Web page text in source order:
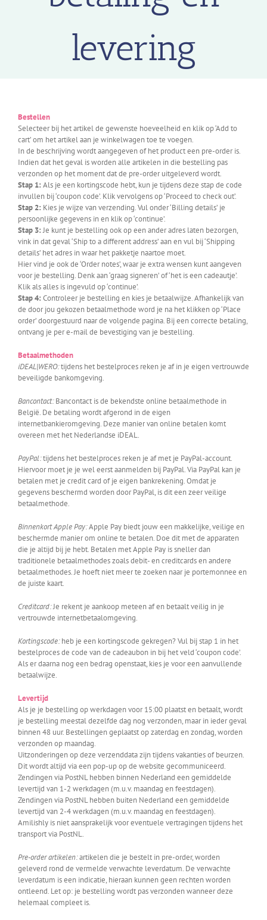
levering
Bestellen
Selecteer bij het artikel de gewenste hoeveelheid en klik op ‘Add to
cart’ om het artikel aan je winkelwagen toe te voegen.
In de beschrijving wordt aangegeven of het product een pre-order is.
Indien dat het geval is worden alle artikelen in die bestelling pas
verzonden op het moment dat de pre-order uitgeleverd wordt.
Stap 1: Als je een kortingscode hebt, kun je tijdens deze stap de code
invullen bij ‘coupon code’. Klik vervolgens op ‘Proceed to check out’.
Stap 2: Kies je wijze van verzending. Vul onder ‘Billing details’ je
persoonlijke gegevens in en klik op ‘continue’.
Stap 3:Je kunt je bestelling ook op een ander adres laten bezorgen,
vink in dat geval ‘Ship to a different address’ aan en vul bij ‘Shipping
details’ het adres in waar het pakketje naartoe moet.
Hier vind je ook de ‘Order notes’, waar je extra wensen kunt aangeven
voor je bestelling. Denk aan ‘graag signeren’ of ‘het is een cadeautje’.
Klik als alles is ingevuld op ‘continue’.
Stap 4: Controleer je bestelling en kies je betaalwijze. Afhankelijk van
de door jou gekozen betaalmethode word je na het klikken op ‘Place
order’ doorgestuurd naar de volgende pagina. Bij een correcte betaling,
ontvang je per e-mail de bevestiging van je bestelling.
Betaalmethoden
iDEAL|WERO:tijdens het bestelproces reken je af in je eigen vertrouwde
beveiligde bankomgeving.
Bancontact:Bancontact is de bekendste online betaalmethode in
België. De betaling wordt afgerond in de eigen
internetbankieromgeving. Deze manier van online betalen komt
overeen met het Nederlandse iDEAL.
PayPal:tijdens het bestelproces reken je af met je PayPal-account.
Hiervoor moet je je wel eerst aanmelden bij PayPal. Via PayPal kan je
betalen met je credit card of je eigen bankrekening. Omdat je
gegevens beschermd worden door PayPal, is dit een zeer veilige
betaalmethode.
Binnenkort Apple Pay:Apple Pay biedt jouw een makkelijke, veilige en
beschermde manier om online te betalen. Doe dit met de apparaten
die je altijd bij je hebt. Betalen met Apple Pay is sneller dan
traditionele betaalmethodes zoals debit- en creditcards en andere
betaalmethodes. Je hoeft niet meer te zoeken naar je portemonnee en
de juiste kaart.
Creditcard:Je rekent je aankoop meteen af en betaalt veilig in je
vertrouwde internetbetaalomgeving.
Kortingscode:heb je een kortingscode gekregen? Vul bij stap 1 in het
bestelproces de code van de cadeaubon in bij het veld ‘coupon code’.
Als er daarna nog een bedrag openstaat, kies je voor een aanvullende
betaalwijze.
Levertijd
Als je je bestelling op werkdagen voor 15:00 plaatst en betaalt, wordt
je bestelling meestal dezelfde dag nog verzonden, maar in ieder geval
binnen 48 uur. Bestellingen geplaatst op zaterdag en zondag, worden
verzonden op maandag.
Uitzonderingen op deze verzenddata zijn tijdens vakanties of beurzen.
Dit wordt altijd via een pop-up op de website gecommuniceerd.
Zendingen via PostNL hebben binnen Nederland een gemiddelde
levertijd van 1-2 werkdagen (m.u.v. maandag en feestdagen).
Zendingen via PostNL hebben buiten Nederland een gemiddelde
levertijd van 2-4 werkdagen (m.u.v. maandag en feestdagen).
Amilishly is niet aansprakelijk voor eventuele vertragingen tijdens het
transport via PostNL.
Pre-order artikelen:artikelen die je bestelt in pre-order, worden
geleverd rond de vermelde verwachte leverdatum. De verwachte
leverdatum is een indicatie, hieraan kunnen geen rechten worden
ontleend. Let op: je bestelling wordt pas verzonden wanneer deze
helemaal compleet is.